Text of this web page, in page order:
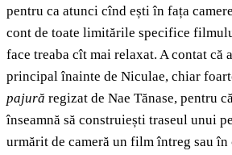
pentru ca atunci cînd ești în fața
cont de toate limitările specifice
face treaba cît mai relaxat. A contat că
principal înainte de Niculae, chiar
pajură regizat de Nae Tănase, pentru
înseamnă să construiești traseul unui
urmărit de cameră un film întreg sau în